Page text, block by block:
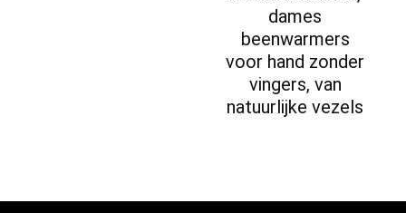
dames
beenwarmers
voor hand zonder
vingers, van
natuurlijke vezels